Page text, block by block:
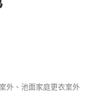
外、池面家庭更衣室外